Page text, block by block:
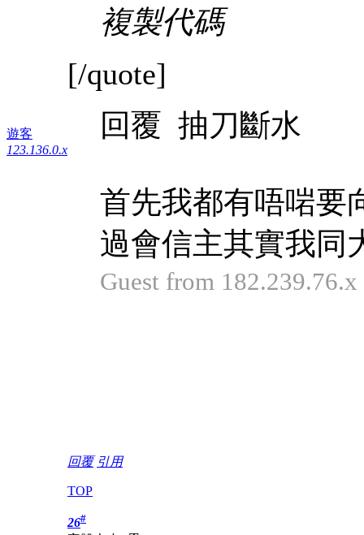
遊客
123.136.0.x
複製代碼
[/quote]
回覆 抽刀斷水
首先我都有唔啱要
過會信主其實我同
Guest from
回覆 引用
TOP
26#